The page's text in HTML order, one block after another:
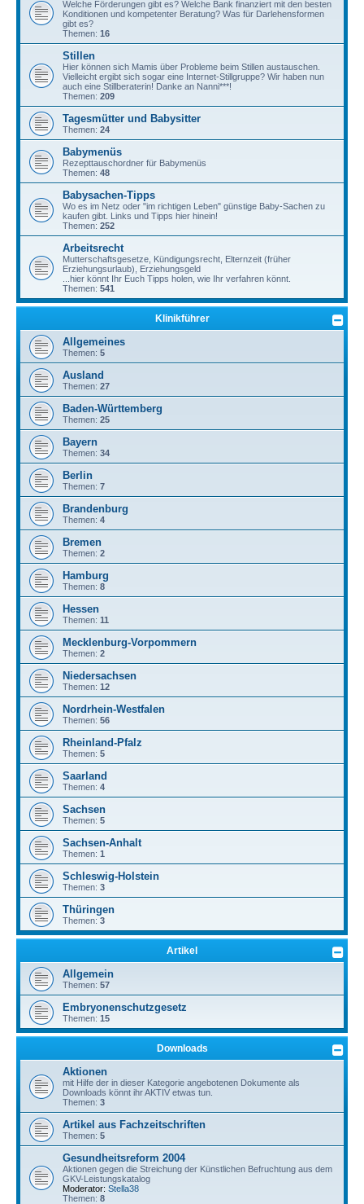
Welche Förderungen gibt es? Welche Bank finanziert mit den besten
Konditionen und kompetenter Beratung? Was für Darlehensformen
gibt es?
Themen: 16
Stillen
Hier können sich Mamis über Probleme beim Stillen austauschen.
Vielleicht ergibt sich sogar eine Internet-Stillgruppe? Wir haben nun
auch eine Stillberaterin! Danke an Nanni***!
Themen: 209
Tagesmütter und Babysitter
Themen: 24
Babymenüs
Rezepttauschordner für Babymenüs
Themen: 48
Babysachen-Tipps
Wo es im Netz oder "im richtigen Leben" günstige Baby-Sachen zu
kaufen gibt. Links und Tipps hier hinein!
Themen: 252
Arbeitsrecht
Mutterschaftsgesetze, Kündigungsrecht, Elternzeit (früher
Erziehungsurlaub), Erziehungsgeld
...hier könnt Ihr Euch Tipps holen, wie Ihr verfahren könnt.
Themen: 541
Klinikführer
Allgemeines
Themen: 5
Ausland
Themen: 27
Baden-Württemberg
Themen: 25
Bayern
Themen: 34
Berlin
Themen: 7
Brandenburg
Themen: 4
Bremen
Themen: 2
Hamburg
Themen: 8
Hessen
Themen: 11
Mecklenburg-Vorpommern
Themen: 2
Niedersachsen
Themen: 12
Nordrhein-Westfalen
Themen: 56
Rheinland-Pfalz
Themen: 5
Saarland
Themen: 4
Sachsen
Themen: 5
Sachsen-Anhalt
Themen: 1
Schleswig-Holstein
Themen: 3
Thüringen
Themen: 3
Artikel
Allgemein
Themen: 57
Embryonenschutzgesetz
Themen: 15
Downloads
Aktionen
mit Hilfe der in dieser Kategorie angebotenen Dokumente als
Downloads könnt ihr AKTIV etwas tun.
Themen: 3
Artikel aus Fachzeitschriften
Themen: 5
Gesundheitsreform 2004
Aktionen gegen die Streichung der Künstlichen Befruchtung aus dem
GKV-Leistungskatalog
Moderator: Stella38
Themen: 8